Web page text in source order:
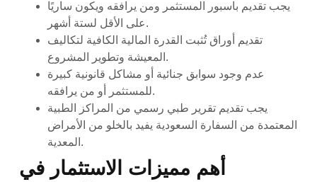
يجب تقديم باسبور المستثمر ومن يرافقه ويكون ساريًا
على الأقل لستة أشهر.
تقديم أوراق تُثبت القدرة المالية الكافية لتكاليف
المعيشة وتطوير المشروع.
عدم وجود سوابق جنائية أو مشاكل قانونية كبيرة
للمستثمر أو من يرافقه.
يجب تقديم تقرير طبي رسمي من المراكز الطبية
المعتمدة من السفارة السعودية يفيد بالخلو من الأمراض
المعدية.
أهم مميزات الاستثمار في